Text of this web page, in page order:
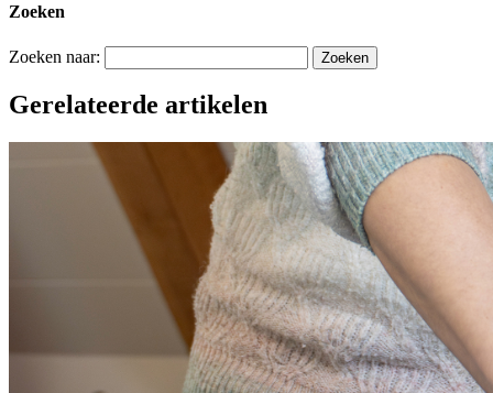
Zoeken
Zoeken naar:
Gerelateerde artikelen